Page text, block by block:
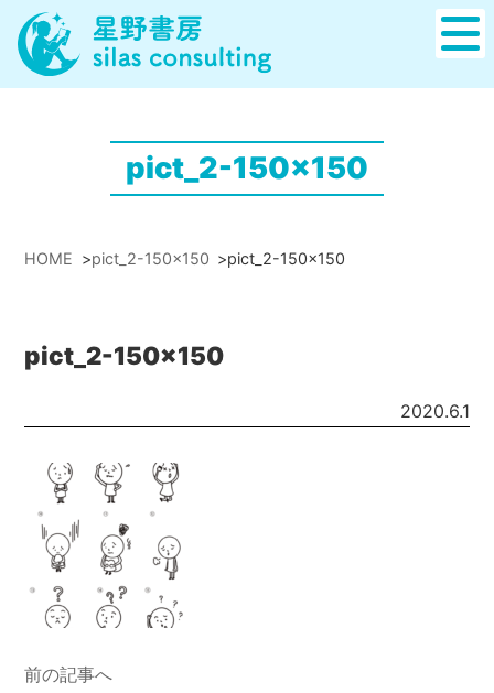
pict_2-150x150
HOME >pict_2-150x150 >pict_2-150x150
pict_2-150x150
2020.6.1
前の記事へ